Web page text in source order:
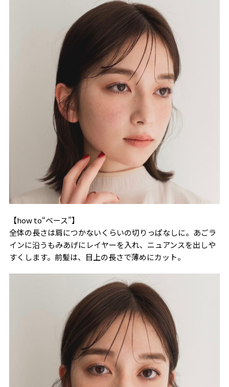
【how to“ベース”】
全体の長さは肩につかないくらいの切りっぱなしに。あごラ
インに沿うもみあげにレイヤーを入れ、ニュアンスを出しや
すくします。前髪は、目上の長さで薄めにカット。